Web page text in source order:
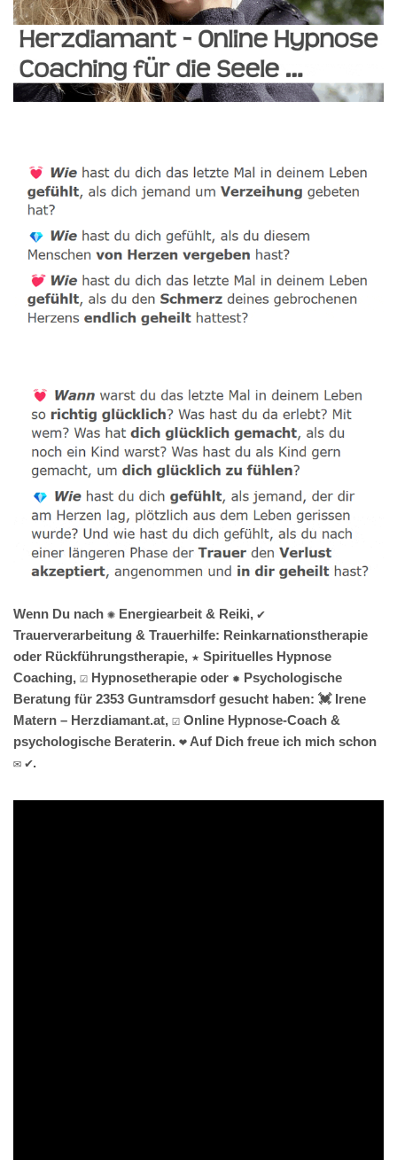
Wenn Du nach ✺ Energiearbeit & Reiki, ✔️
Trauerverarbeitung & Trauerhilfe: Reinkarnationstherapie
oder Rückführungstherapie, ★ Spirituelles Hypnose
Coaching, ☑️ Hypnosetherapie oder ✹ Psychologische
Beratung für 2353 Guntramsdorf gesucht haben: 💓️ Irene
Matern – Herzdiamant.at, ☑️ Online Hypnose-Coach &
psychologische Beraterin. ❤ Auf Dich freue ich mich schon
✉ ✔.